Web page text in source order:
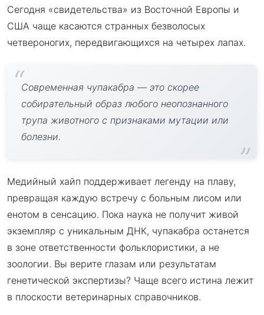
Сегодня «свидетельства» из Восточной Европы и
США чаще касаются странных безволосых
четвероногих, передвигающихся на четырех лапах.
Современная чупакабра — это скорее
собирательный образ любого неопознанного
трупа животного с признаками мутации или
болезни.
Медийный хайп поддерживает легенду на плаву,
превращая каждую встречу с больным лисом или
енотом в сенсацию. Пока наука не получит живой
экземпляр с уникальным ДНК, чупакабра останется
в зоне ответственности фольклористики, а не
зоологии. Вы верите глазам или результатам
генетической экспертизы? Чаще всего истина лежит
в плоскости ветеринарных справочников.